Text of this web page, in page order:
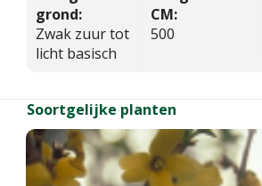
grond:
Zwak zuur tot
licht basisch
CM:
500
Soortgelijke planten